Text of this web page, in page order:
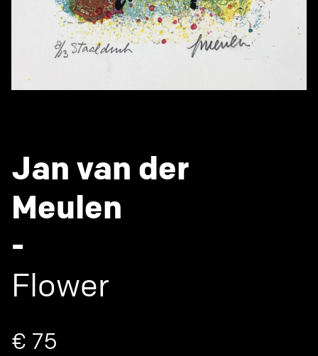
Jan van der
Meulen
-
Flower
€ 75